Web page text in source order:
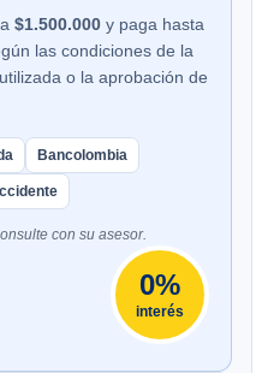
$1.500.000 y paga hasta
las condiciones de la
o la aprobación de
Bancolombia
con su asesor.
0%
interés